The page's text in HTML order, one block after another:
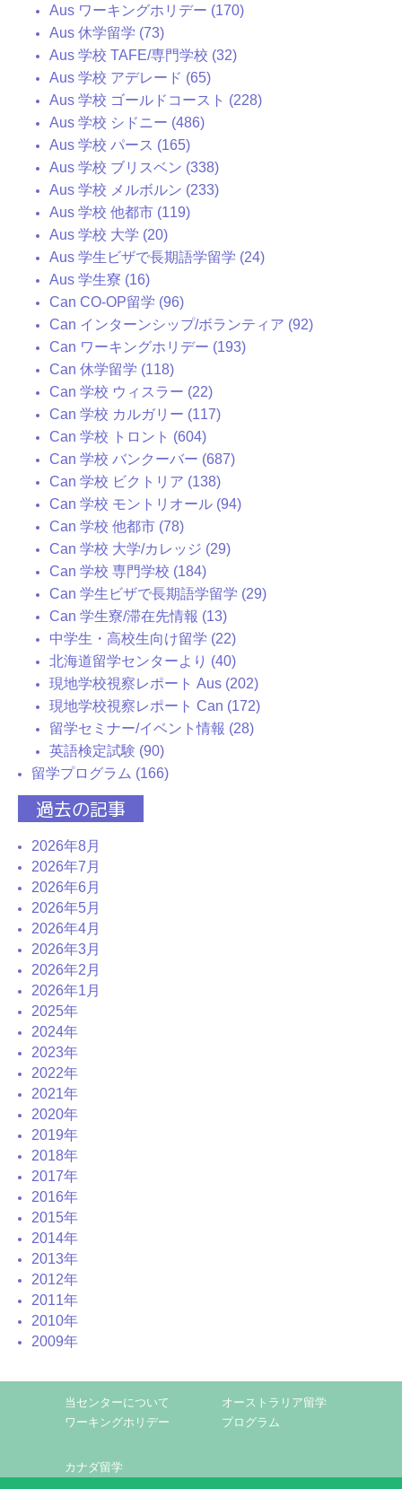
Aus ワーキングホリデー (170)
Aus 休学留学 (73)
Aus 学校 TAFE/専門学校 (32)
Aus 学校 アデレード (65)
Aus 学校 ゴールドコースト (228)
Aus 学校 シドニー (486)
Aus 学校 パース (165)
Aus 学校 ブリスベン (338)
Aus 学校 メルボルン (233)
Aus 学校 他都市 (119)
Aus 学校 大学 (20)
Aus 学生ビザで長期語学留学 (24)
Aus 学生寮 (16)
Can CO-OP留学 (96)
Can インターンシップ/ボランティア (92)
Can ワーキングホリデー (193)
Can 休学留学 (118)
Can 学校 ウィスラー (22)
Can 学校 カルガリー (117)
Can 学校 トロント (604)
Can 学校 バンクーバー (687)
Can 学校 ビクトリア (138)
Can 学校 モントリオール (94)
Can 学校 他都市 (78)
Can 学校 大学/カレッジ (29)
Can 学校 専門学校 (184)
Can 学生ビザで長期語学留学 (29)
Can 学生寮/滞在先情報 (13)
中学生・高校生向け留学 (22)
北海道留学センターより (40)
現地学校視察レポート Aus (202)
現地学校視察レポート Can (172)
留学セミナー/イベント情報 (28)
英語検定試験 (90)
留学プログラム (166)
過去の記事
2026年8月
2026年7月
2026年6月
2026年5月
2026年4月
2026年3月
2026年2月
2026年1月
2025年
2024年
2023年
2022年
2021年
2020年
2019年
2018年
2017年
2016年
2015年
2014年
2013年
2012年
2011年
2010年
2009年
当センターについて
ワーキングホリデー
カナダ留学
オーストラリア留学
プログラム